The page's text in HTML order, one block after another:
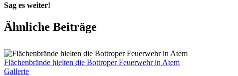
Sag es weiter!
Facebook
X
WhatsApp
Pinterest
E-
Mail
Ähnliche Beiträge
Flächenbrände hielten die Bottroper Feuerwehr in Atem
Gallerie